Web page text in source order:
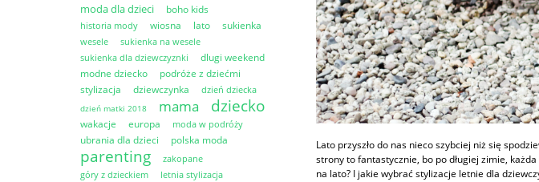
moda dla dzieci boho kids
historia mody wiosna lato sukienka
wesele
sukienka na wesele
sukienka dla dziewczyznki
dlugi weekend
modne dziecko
podróże z dziećmi
stylizacja
dziewczynka dzień dziecka
dzień matki 2018 mama dziecko
wakacje europa moda w podróży
ubrania dla dzieci polska moda
parenting
zakopane
góry z dzieckiem
letnia stylizacja
Lato przyszło do nas nieco szybciej niż się
strony to fantastycznie, bo po długiej zimie,
na lato? I jakie wybrać stylizacje letnie dla